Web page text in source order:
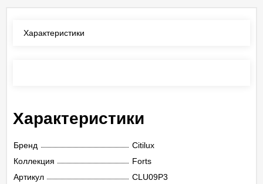
Характеристики
Характеристики
Бренд
Citilux
Коллекция
Forts
Артикул
CLU09P3